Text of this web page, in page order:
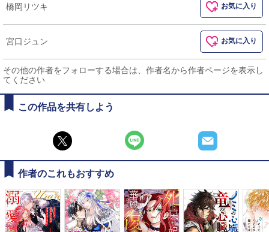
橋岡リツキ お気に入り
宮口ジュン お気に入り
その他の作者をフォローする場合は、作者名から作者ページを表示し
てください
この作品を共有しよう
作者のこれもおすすめ